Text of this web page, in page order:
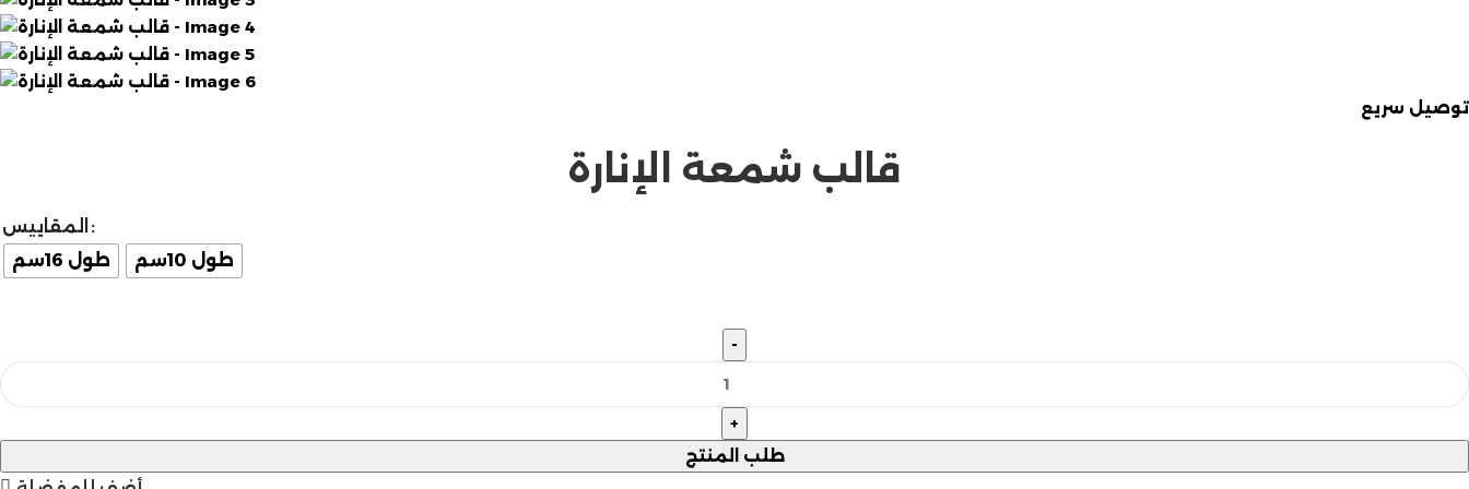
توصيل سريع
قالب شمعة الإنارة
المقاييس
طول 16سم
طول 10سم
طلب المنتج